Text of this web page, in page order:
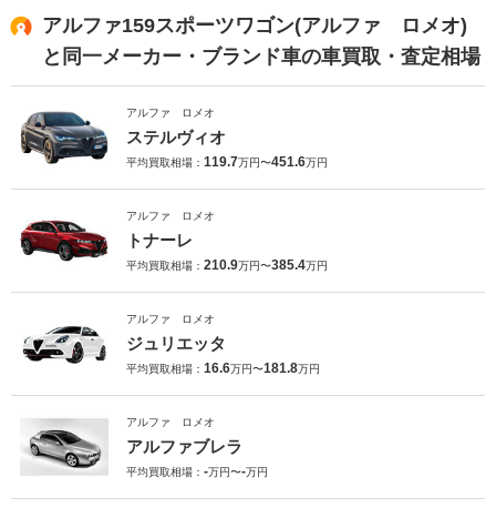
アルファ159スポーツワゴン(アルファ ロメオ)
と同一メーカー・ブランド車の車買取・査定相場
アルファ ロメオ
ステルヴィオ
平均買取相場： 119.7万円〜451.6万円
アルファ ロメオ
トナーレ
平均買取相場： 210.9万円〜385.4万円
アルファ ロメオ
ジュリエッタ
平均買取相場： 16.6万円〜181.8万円
アルファ ロメオ
アルファブレラ
平均買取相場： -万円〜-万円